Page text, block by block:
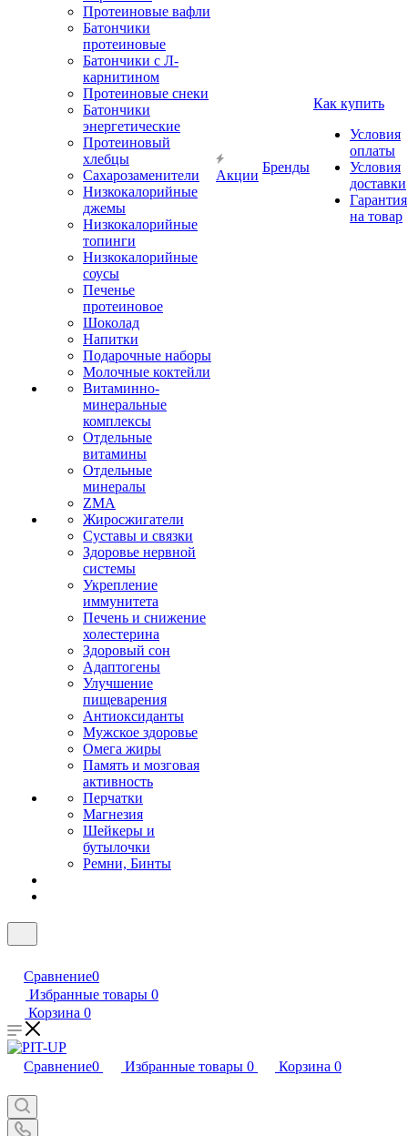
Протеиновые вафли
Батончики
протеиновые
Батончики с Л-
карнитином
Протеиновые снеки
Батончики
энергетические
Протеиновый
хлебцы
Сахарозаменители
Низкокалорийные
джемы
Низкокалорийные
топинги
Низкокалорийные
соусы
Печенье
протеиновое
Шоколад
Напитки
Подарочные наборы
Молочные коктейли
Витаминно-
минеральные
комплексы
Отдельные
витамины
Отдельные
минералы
ZMA
Жиросжигатели
Суставы и связки
Здоровье нервной
системы
Укрепление
иммунитета
Печень и снижение
холестерина
Здоровый сон
Адаптогены
Улучшение
пищеварения
Антиоксиданты
Мужское здоровье
Омега жиры
Память и мозговая
активность
Перчатки
Магнезия
Шейкеры и
бутылочки
Ремни, Бинты
Акции
Бренды
Как купить
Условия
оплаты
Условия
доставки
Гарантия
на товар
Сравнение0
Избранные товары 0
Корзина 0
Сравнение0 Избранные товары 0 Корзина 0